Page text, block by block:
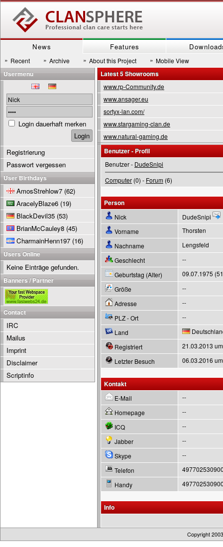
News Features
» Recent » Archive » About this Project » Mobile View
Latest 5 Showrooms
www.rp-Community.de
www.ansager.eu
sortyx-lan.com/
www.stargaming-clan.de
www.natural-gaming.de
Benutzer - Profil
Benutzer - DudeSnipi
Computer (0) - Forum (6)
Person
Nick
DudeSnipi
Vorname
Thorsten
Nachname
Lengsfeld
Geschlecht
--
Geburtstag (Alter)
09.07.1975
Größe
--
Adresse
--
PLZ - Ort
--
Land
Registriert
21.03.2013
Letzter Besuch
06.03.2016
Kontakt
E-Mail
--
Homepage
--
ICQ
--
Jabber
--
Skype
--
Telefon
Handy
Info
Usermenu
Login dauerhaft merken
Registrierung
Passwort vergessen
User Birthdays
AmosStrehlow7 (62)
AracelyBlaze6 (19)
BlackDevil35 (53)
BrianMcCauley8 (45)
CharmainHenn197 (16)
Users Online
Keine Einträge gefunden.
Banners / Partner
Contact
IRC
Mailus
Imprint
Disclaimer
Scriptinfo
Copyright